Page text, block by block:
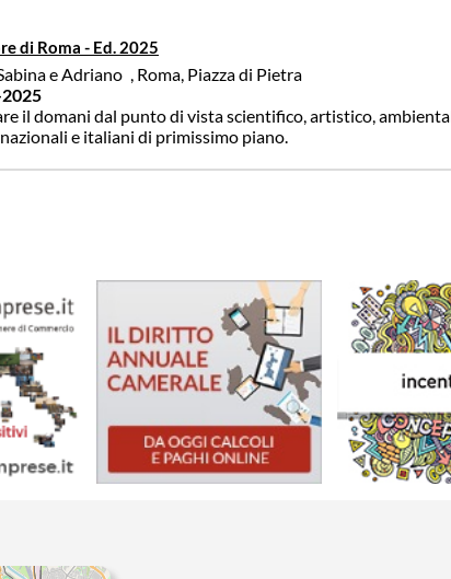
di Roma - Ed. 2025
e Adriano
, Roma, Piazza di Pietra
il domani dal punto di vista scientifico, artistico,
e italiani di primissimo piano.